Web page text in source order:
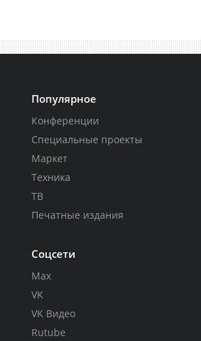
Популярное
Конференции
Специальные проекты
Маркет
Техника
ТВ
Печатные издания
Соцсети
Max
VK
VK Видео
Rutube